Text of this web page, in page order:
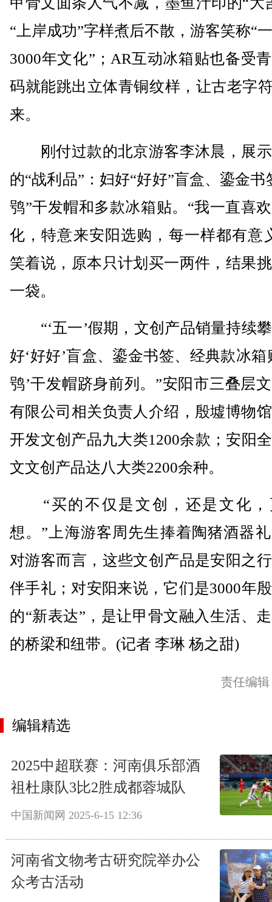
“上岸成功”字样煮后不散，游客笑称“
3000年文化”；AR互动冰箱贴也备受
码就能跳出立体青铜纹样，让古老字
来。
刚付过款的北京游客李沐晨，展
的“战利品”：妇好“好好”盲盒、鎏金书
鸮”干发帽和多款冰箱贴。“我一直喜
化，特意来安阳选购，每一样都有意
笑着说，原本只计划买一两件，结果
一袋。
“‘五一’假期，文创产品销量持续
好‘好好’盲盒、鎏金书签、经典款冰箱
鸮’干发帽跻身前列。”安阳市三叠层
有限公司相关负责人介绍，殷墟博物
开发文创产品九大类1200余款；安阳
文文创产品达八大类2200余种。
“买的不仅是文创，还是文化，
想。”上海游客周先生捧着陶猪酒器
对游客而言，这些文创产品是安阳之
伴手礼；对安阳来说，它们是3000年
的“新表达”，是让甲骨文融入生活、
的桥梁和纽带。(记者 李琳 杨之甜)
责任编
编辑精选
2025中超联赛：河南俱乐部酒
祖杜康队3比2胜成都蓉城队
中国新闻网 2025-6-15 12:36
河南省文物考古研究院举办公
众考古活动